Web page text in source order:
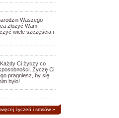
Waszego
złożyć Wam
wiele szczęścia i
Ci życzy co
Życzę Ci
pragniesz, by się
było!
więcej życzeń i smsów»